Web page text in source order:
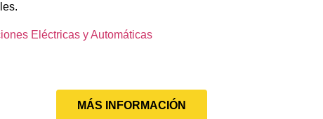
Eléctricas y Automáticas
MÁS INFORMACIÓN